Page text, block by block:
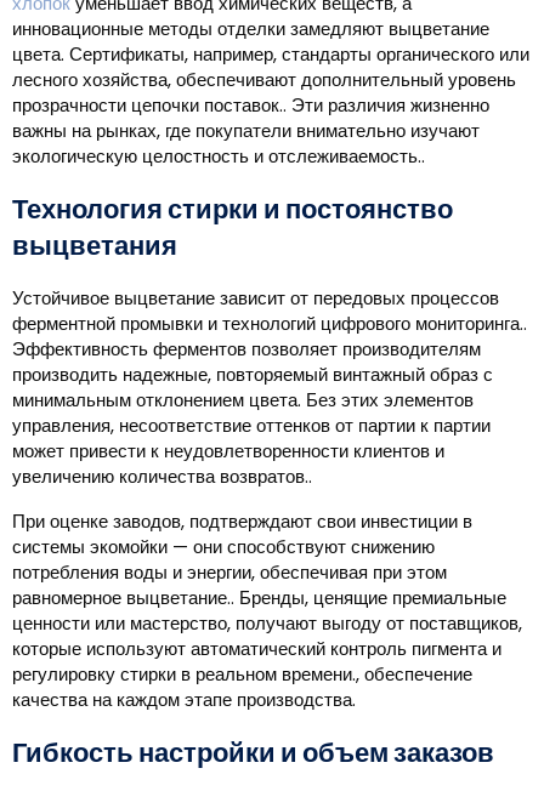
инновационные методы отделки замедляют выцветание
цвета. Сертификаты, например, стандарты органического или
лесного хозяйства, обеспечивают дополнительный уровень
прозрачности цепочки поставок.. Эти различия жизненно
важны на рынках, где покупатели внимательно изучают
экологическую целостность и отслеживаемость..
Технология стирки и постоянство
выцветания
Устойчивое выцветание зависит от передовых процессов
ферментной промывки и технологий цифрового мониторинга..
Эффективность ферментов позволяет производителям
производить надежные, повторяемый винтажный образ с
минимальным отклонением цвета. Без этих элементов
управления, несоответствие оттенков от партии к партии
может привести к неудовлетворенности клиентов и
увеличению количества возвратов..
При оценке заводов, подтверждают свои инвестиции в
системы экомойки — они способствуют снижению
потребления воды и энергии, обеспечивая при этом
равномерное выцветание.. Бренды, ценящие премиальные
ценности или мастерство, получают выгоду от поставщиков,
которые используют автоматический контроль пигмента и
регулировку стирки в реальном времени., обеспечение
качества на каждом этапе производства.
Гибкость настройки и объем заказов